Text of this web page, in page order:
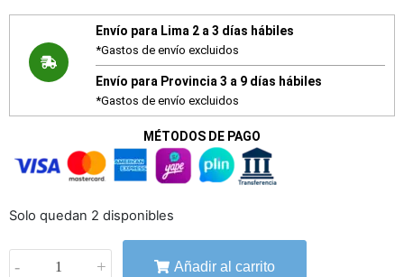
Envío para Lima 2 a 3 días hábiles
*Gastos de envío excluidos
Envío para Provincia 3 a 9 días hábiles
*Gastos de envío excluidos
MÉTODOS DE PAGO
Solo quedan 2 disponibles
- + Añadir al carrito